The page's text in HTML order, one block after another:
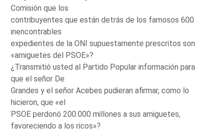
Comisión que los
contribuyentes que están detrás de los famosos 600
inencontrables
expedientes de la ONI supuestamente prescritos son
«amiguetes del PSOE»?
¿Transmitió usted al Partido Popular información para
que el señor De
Grandes y el señor Acebes pudieran afirmar, como lo
hicieron, que «el
PSOE perdonó 200.000 millones a sus amiguetes,
favoreciendo a los ricos»?